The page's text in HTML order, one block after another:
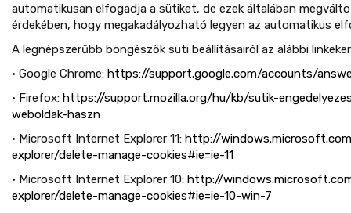
automatikusan elfogadja a sütiket, de ezek általában
érdekében, hogy megakadályozható legyen az automatikus
A legnépszerűbb böngészők süti beállításairól az alábbi
• Google Chrome: https://support.google.com/accounts/
• Firefox: https://support.mozilla.org/hu/kb/sutik-
weboldak-haszn
• Microsoft Internet Explorer 11: http://
explorer/delete-manage-cookies#ie=ie-11
• Microsoft Internet Explorer 10: http://
explorer/delete-manage-cookies#ie=ie-10-win-7